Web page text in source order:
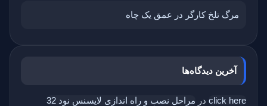
مرگ تلخ کارگر در عمق یک چاه
آخرین دیدگاه‌ها
click here در مراحل نصب و راه اندازی لایسنس نود 32